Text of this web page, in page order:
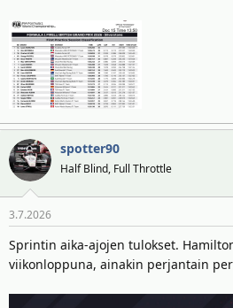
spotter90
Half Blind, Full Throttle
3.7.2026
Sprintin aika-ajojen tulokset.
viikonloppuna, ainakin perjantain